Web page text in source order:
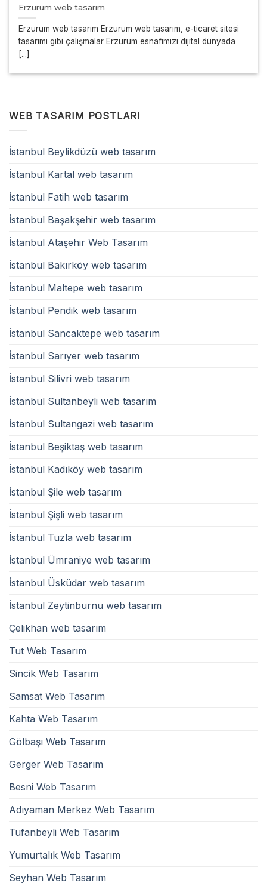
Erzurum web tasarım
Erzurum web tasarım Erzurum web tasarım, e-ticaret sitesi
tasarımı gibi çalışmalar Erzurum esnafımızı dijital dünyada
[...]
WEB TASARIM POSTLARI
İstanbul Beylikdüzü web tasarım
İstanbul Kartal web tasarım
İstanbul Fatih web tasarım
İstanbul Başakşehir web tasarım
İstanbul Ataşehir Web Tasarım
İstanbul Bakırköy web tasarım
İstanbul Maltepe web tasarım
İstanbul Pendik web tasarım
İstanbul Sancaktepe web tasarım
İstanbul Sarıyer web tasarım
İstanbul Silivri web tasarım
İstanbul Sultanbeyli web tasarım
İstanbul Sultangazi web tasarım
İstanbul Beşiktaş web tasarım
İstanbul Kadıköy web tasarım
İstanbul Şile web tasarım
İstanbul Şişli web tasarım
İstanbul Tuzla web tasarım
İstanbul Ümraniye web tasarım
İstanbul Üsküdar web tasarım
İstanbul Zeytinburnu web tasarım
Çelikhan web tasarım
Tut Web Tasarım
Sincik Web Tasarım
Samsat Web Tasarım
Kahta Web Tasarım
Gölbaşı Web Tasarım
Gerger Web Tasarım
Besni Web Tasarım
Adıyaman Merkez Web Tasarım
Tufanbeyli Web Tasarım
Yumurtalık Web Tasarım
Seyhan Web Tasarım